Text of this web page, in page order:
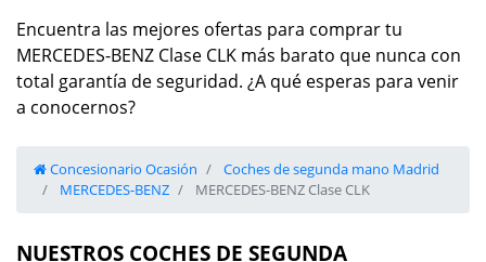
Encuentra las mejores ofertas para comprar tu
MERCEDES-BENZ Clase CLK más barato que nunca con
total garantía de seguridad. ¿A qué esperas para venir
a conocernos?
Concesionario Ocasión
Coches de segunda mano Madrid
MERCEDES-BENZ
MERCEDES-BENZ Clase CLK
NUESTROS COCHES DE SEGUNDA